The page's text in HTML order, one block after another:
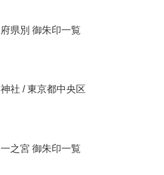
県別 御朱印一覧
社 / 東京都中央区
之宮 御朱印一覧